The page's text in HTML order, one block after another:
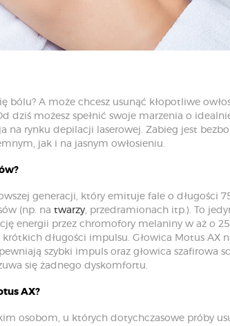
bólu? A może chcesz usunąć kłopotliwe
dziś możesz spełnić swoje marzenia o
na rynku depilacji laserowej. Zabieg jest
jak i na jasnym owłosieniu.
generacji, który emituje fale o długości
(np. na twarzy, przedramionach itp.). To
energii przez chromofory melaniny w aż o
długości impulsu. Głowica Motus AX
szybki impuls oraz głowica szafirowa
się żadnego dyskomfortu.
AX?
osobom, u których dotychczasowe próby